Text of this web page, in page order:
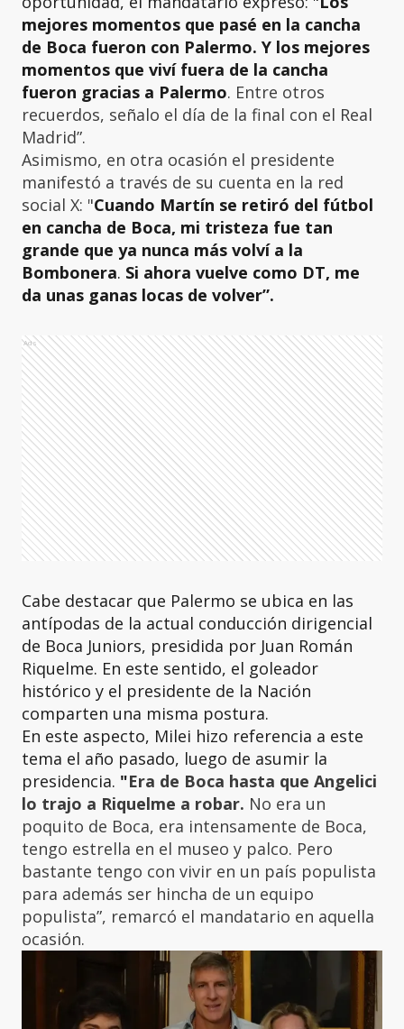
mejores momentos que pasé en la cancha
de Boca fueron con Palermo. Y los mejores
momentos que viví fuera de la cancha
fueron gracias a Palermo. Entre otros
recuerdos, señalo el día de la final con el Real
Madrid”.
Asimismo, en otra ocasión el presidente
manifestó a través de su cuenta en la red
social X: "Cuando Martín se retiró del fútbol
en cancha de Boca, mi tristeza fue tan
grande que ya nunca más volví a la
Bombonera. Si ahora vuelve como DT, me
da unas ganas locas de volver”.
Ads
Cabe destacar que Palermo se ubica en las
antípodas de la actual conducción dirigencial
de Boca Juniors, presidida por Juan Román
Riquelme. En este sentido, el goleador
histórico y el presidente de la Nación
comparten una misma postura.
En este aspecto, Milei hizo referencia a este
tema el año pasado, luego de asumir la
presidencia. "Era de Boca hasta que Angelici
lo trajo a Riquelme a robar. No era un
poquito de Boca, era intensamente de Boca,
tengo estrella en el museo y palco. Pero
bastante tengo con vivir en un país populista
para además ser hincha de un equipo
populista”, remarcó el mandatario en aquella
ocasión.